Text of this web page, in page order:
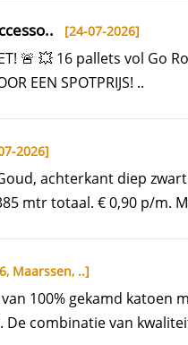
[24-07-2026]
🚨 💥 16 pallets vol Go
EEN SPOTPRIJS! ..
2026]
achterkant diep
mtr totaal. € 0,90 p/m.
Maarssen, ..]
100% gekamd katoen
De combinatie van